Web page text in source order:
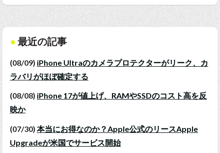
最近の記事
(08/09) iPhone Ultraのカメラプロテクターがリーク、カ
ラバリがほぼ確定する
(08/08) iPhone 17が値上げ、RAMやSSDのコスト高を反
映か
(07/30) 本当にお得なのか？Apple公式のリースApple
Upgradeが米国でサービス開始